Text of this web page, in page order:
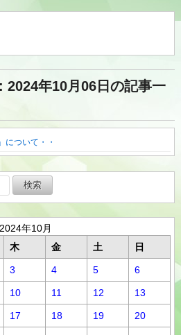
2024年10月06日の記事一
について・・
2024年10月
木 金 土 日
3 4 5 6
10 11 12 13
17 18 19 20